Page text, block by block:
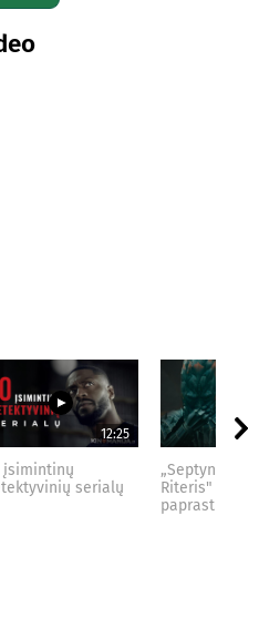
12:25
įsimintinų
serialų
„Septynių
Riteris" – kai
paprastumas